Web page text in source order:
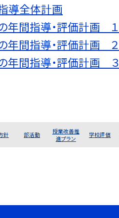
導全体計画
年間指導・評価計画
年間指導・評価計画
年間指導・評価計画
針 部活動
授業改善推
進プラン
学校評価